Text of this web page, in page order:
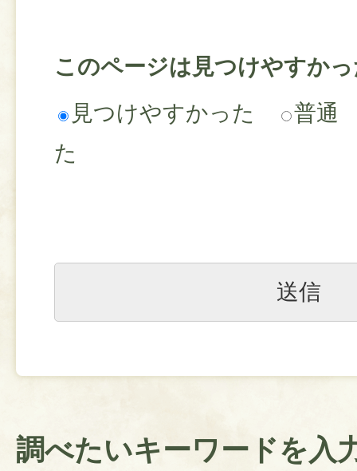
このページは見つけやすか
見つけやすかった
普通
た
調べたいキーワードを入